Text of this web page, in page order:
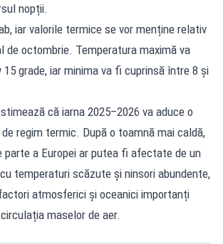
nopții.
iar valorile termice se vor menține relativ
de octombrie. Temperatura maximă va
grade, iar minima va fi cuprinsă între 8 și
că iarna 2025–2026 va aduce o
regim termic. După o toamnă mai caldă,
parte a Europei ar putea fi afectate de un
temperaturi scăzute și ninsori abundente,
atmosferici și oceanici importanți
maselor de aer.